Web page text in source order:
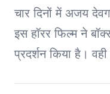
चार दिनों में अजय
इस हॉरर फिल्म ने
प्रदर्शन किया है।